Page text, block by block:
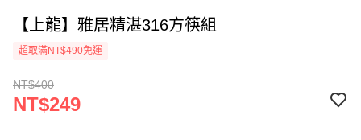
【上龍】雅居精湛316方筷組
超取滿NT$490免運
NT$400
NT$249